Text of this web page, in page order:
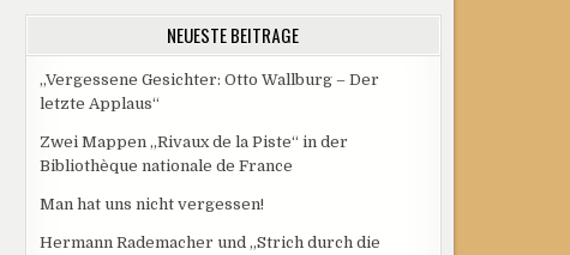
NEUESTE BEITRÄGE
„Vergessene Gesichter: Otto Wallburg – Der
letzte Applaus“
Zwei Mappen „Rivaux de la Piste“ in der
Bibliothèque nationale de France
Man hat uns nicht vergessen!
Hermann Rademacher und „Strich durch die